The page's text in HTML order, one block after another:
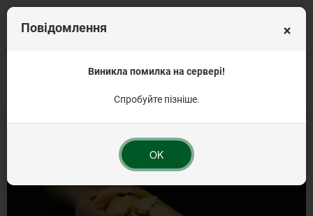
Вагова продукція Прянощі та спеції Часник сушений
×
Повідомлення
Виникла помилка на сервері!
Спробуйте пізніше.
OK